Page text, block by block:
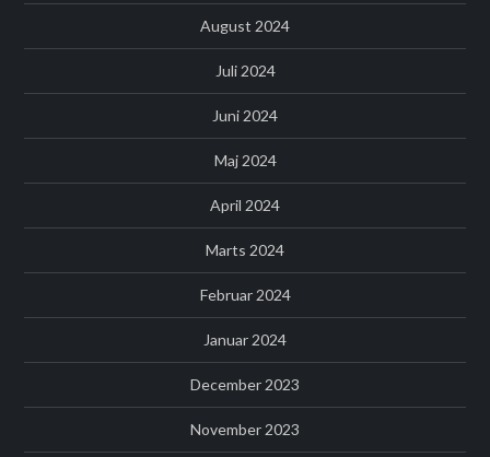
August 2024
Juli 2024
Juni 2024
Maj 2024
April 2024
Marts 2024
Februar 2024
Januar 2024
December 2023
November 2023